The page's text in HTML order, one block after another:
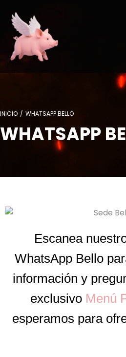
INICIO / WHATSAPP BELLO
WHATSAPP
Escanea
WhatsApp Bello
información y
exclusivo Menú
esperamos para